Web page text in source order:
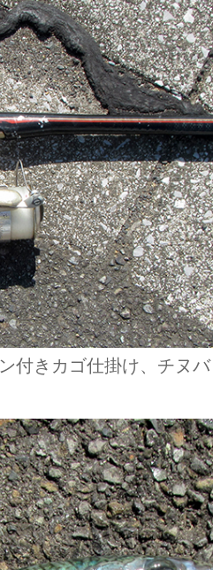
きカゴ仕掛け、チヌバ